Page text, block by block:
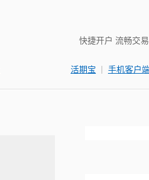
快捷开户 流畅交易
活期宝 | 手机客户